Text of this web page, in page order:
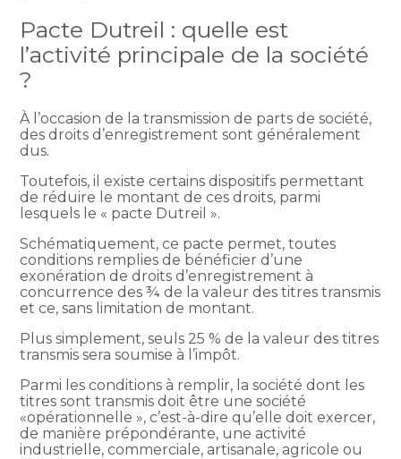
Pacte Dutreil : quelle est
l’activité principale de la société
?
À l’occasion de la transmission de parts de société,
des droits d’enregistrement sont généralement
dus.
Toutefois, il existe certains dispositifs permettant
de réduire le montant de ces droits, parmi
lesquels le « pacte Dutreil ».
Schématiquement, ce pacte permet, toutes
conditions remplies de bénéficier d’une
exonération de droits d’enregistrement à
concurrence des ¾ de la valeur des titres transmis
et ce, sans limitation de montant.
Plus simplement, seuls 25 % de la valeur des titres
transmis sera soumise à l’impôt.
Parmi les conditions à remplir, la société dont les
titres sont transmis doit être une société
«opérationnelle », c’est-à-dire qu’elle doit exercer,
de manière prépondérante, une activité
industrielle, commerciale, artisanale, agricole ou